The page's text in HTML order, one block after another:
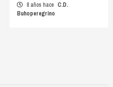
8 años hace C.D.
Buhoperegrino